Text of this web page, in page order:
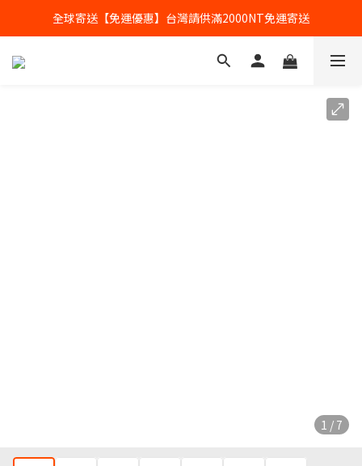
全球寄送【免運優惠】台灣請供滿2000NT免運寄送
【加入會員】立即享有會員優惠價
全球寄送【免運優惠】台灣請供滿2000NT免運寄送
1 / 7